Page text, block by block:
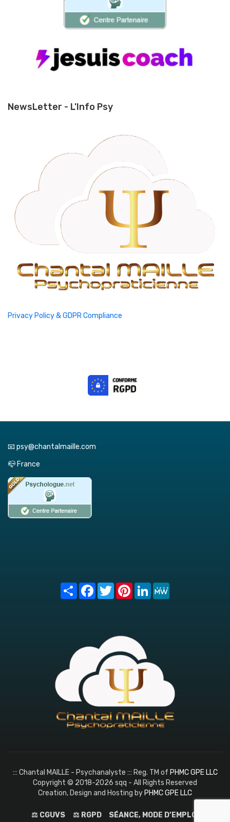
NewsLetter - L'Info Psy
Privacy Policy & GDPR Compliance
📧 psy@chantalmaille.com
📪 France
Share FacebookTwitterPinterest
LinkedIn
::: Chantal MAILLE - Psychanalyste ::: Reg. TM of PHMC GPE LLC
Copyright © 2018-2026 sqq - All Rights Reserved
Creation, Design and Hosting by PHMC GPE LLC
⚖️ CGUVS ⚖️ RGPD SÉANCE, MODE D’EMPLOI